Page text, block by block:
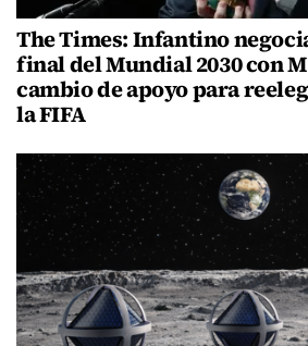
The Times: Infantino
final del Mundial 2030 con
cambio de apoyo para
la FIFA